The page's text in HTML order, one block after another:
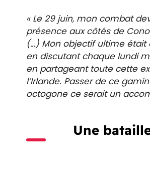
« Le 29 juin, mon combat
présence aux côtés de
(…) Mon objectif ultime était
en discutant chaque lundi
en partageant toute cette
l’Irlande. Passer de ce
octogone ce serait un
Une